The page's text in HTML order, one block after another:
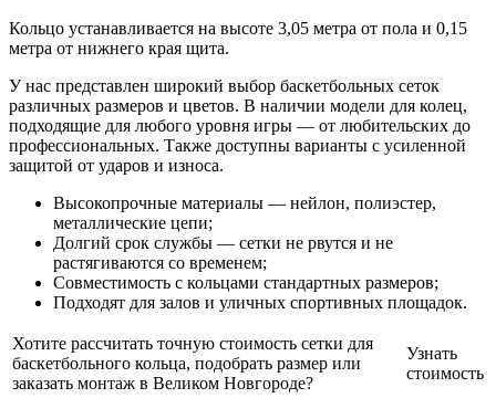
Кольцо устанавливается на высоте 3,05 метра от пола и 0,15
метра от нижнего края щита.
У нас представлен широкий выбор баскетбольных сеток
различных размеров и цветов. В наличии модели для колец,
подходящие для любого уровня игры — от любительских до
профессиональных. Также доступны варианты с усиленной
защитой от ударов и износа.
Высокопрочные материалы — нейлон, полиэстер,
металлические цепи;
Долгий срок службы — сетки не рвутся и не
растягиваются со временем;
Совместимость с кольцами стандартных размеров;
Подходят для залов и уличных спортивных площадок.
Хотите рассчитать точную стоимость сетки для
баскетбольного кольца, подобрать размер или
заказать монтаж в Великом Новгороде?
Узнать
стоимость